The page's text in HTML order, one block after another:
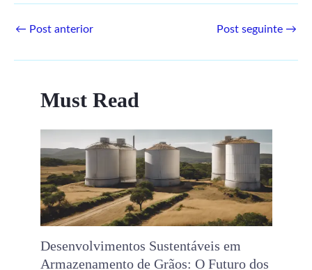
← Post anterior Post seguinte →
Must Read
Desenvolvimentos Sustentáveis ​​em
Armazenamento de Grãos: O Futuro dos